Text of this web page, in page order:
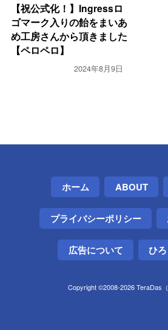
【祝公式化！】Ingressロ
ゴマーク入りの飴をまいあ
め工房さんから頂きました
【ペロペロ】
2024年8月9日
ホーム ABOUT
プライバシーポリシー
広告について ひ
Copyright ©2008-2026 TeraDas